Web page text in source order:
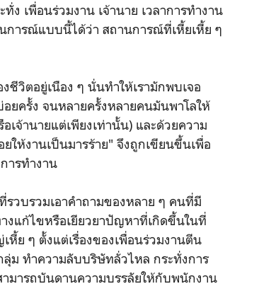
เพื่อนร่วมงาน เจ้านาย เวลาการทำงาน
การณ์แบบนี้ได้ว่า สถานการณ์ที่เหี้ยเหี้ย ๆ
ชีวิตอยู่เนือง ๆ นั่นทำให้เรามักพบเจอ
อยครั้ง จนหลายครั้งหลายคนมันพาโลให้
เจ้านายแต่เพียงเท่านั้น) และด้วยความ
ให้งานเป็นมารร้าย" จึงถูกเขียนขึ้นเพื่อ
ารทำงาน
วบรวมเอาคำถามของหลาย ๆ คนที่มี
งแก้ไขหรือเยียวยาปัญหาที่เกิดขึ้นในที่
ย ๆ ตั้งแต่เรื่องของเพื่อนร่วมงานตีน
ลุ่ม ทำความลับบริษัทลั่วไหล กระทั่งการ
มารถบันดานความบรรลัยให้กับพนักงาน